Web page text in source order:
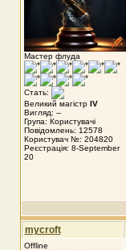
Мастер флуда
Стать:
Великий магістр IV
Вигляд: --
Група: Користувачі
Повідомлень: 12578
Користувач №: 204820
Реєстрація: 8-September
20
mycroft
Offline